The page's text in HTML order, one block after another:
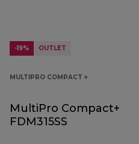
-19% OUTLET
MULTIPRO COMPACT +
MultiPro Compact+
FDM315SS